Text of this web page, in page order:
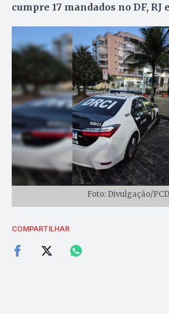
cumpre 17 mandados no DF, RJ
Foto: Divulgação/
COMPARTILHAR